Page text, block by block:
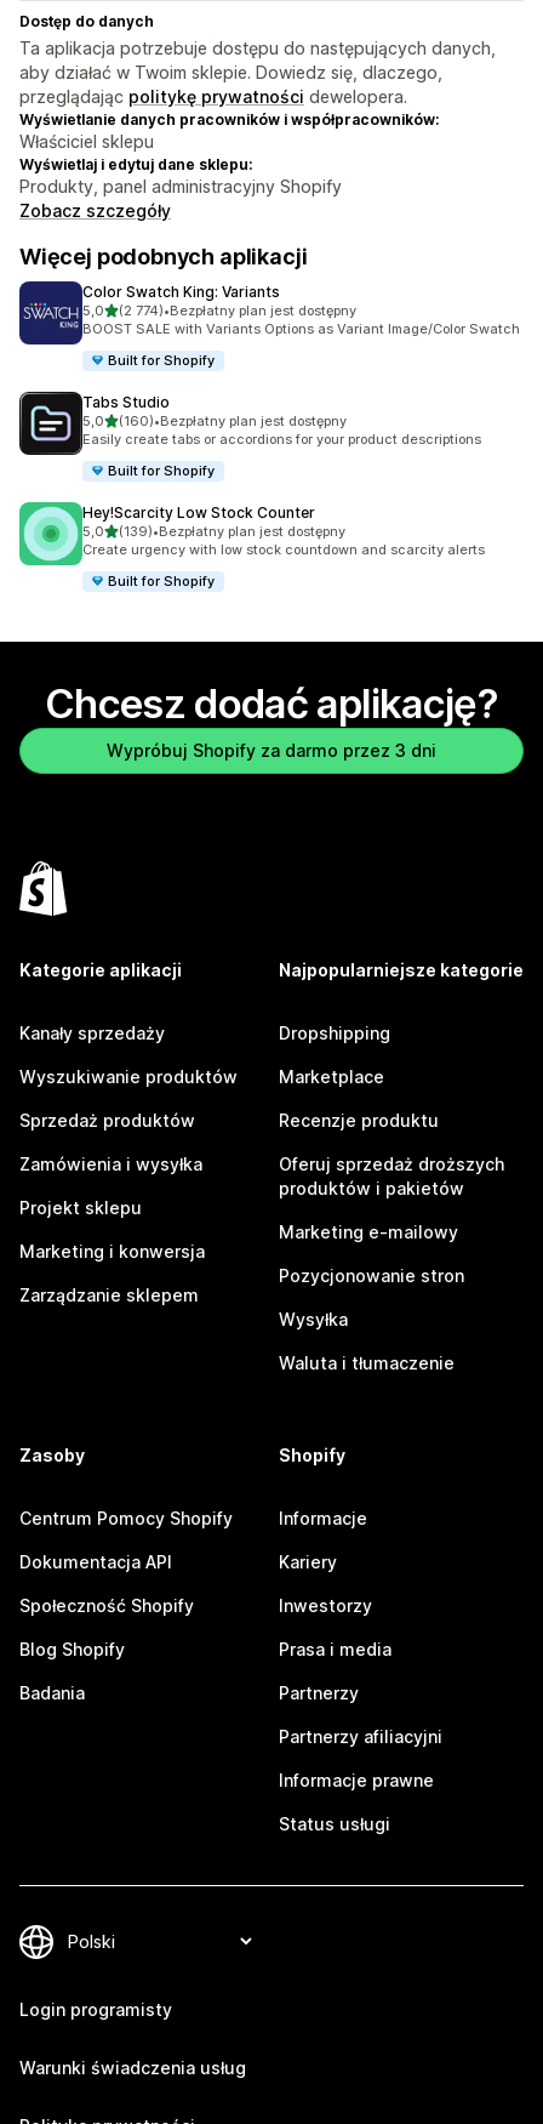
Dostęp do danych
Ta aplikacja potrzebuje dostępu do następujących danych,
aby działać w Twoim sklepie. Dowiedz się, dlaczego,
przeglądając politykę prywatności dewelopera.
Wyświetlanie danych pracowników i współpracowników:
Właściciel sklepu
Wyświetlaj i edytuj dane sklepu:
Produkty, panel administracyjny Shopify
Zobacz szczegóły
Więcej podobnych aplikacji
Color Swatch King: Variants
5,0na 5 gwiazdek
(2 774)
Łączna liczba recenzji: 2774
•Bezpłatny plan jest dostępny
BOOST SALE with Variants Options as Variant Image/Color Swatch
Built for Shopify
Tabs Studio
5,0na 5 gwiazdek
(160)
Łączna liczba recenzji: 160
•Bezpłatny plan jest dostępny
Easily create tabs or accordions for your product descriptions
Built for Shopify
Hey!Scarcity Low Stock Counter
5,0na 5 gwiazdek
(139)
Łączna liczba recenzji: 139
•Bezpłatny plan jest dostępny
Create urgency with low stock countdown and scarcity alerts
Built for Shopify
Chcesz dodać aplikację?
Wypróbuj Shopify za darmo przez 3 dni
Kategorie aplikacji
Kanały sprzedaży
Wyszukiwanie produktów
Sprzedaż produktów
Zamówienia i wysyłka
Projekt sklepu
Marketing i konwersja
Zarządzanie sklepem
Najpopularniejsze kategorie
Dropshipping
Marketplace
Recenzje produktu
Oferuj sprzedaż droższych
produktów i pakietów
Marketing e-mailowy
Pozycjonowanie stron
Wysyłka
Waluta i tłumaczenie
Zasoby
Centrum Pomocy Shopify
Dokumentacja API
Społeczność Shopify
Blog Shopify
Badania
Shopify
Informacje
Kariery
Inwestorzy
Prasa i media
Partnerzy
Partnerzy afiliacyjni
Informacje prawne
Status usługi
Login programisty
Warunki świadczenia usług